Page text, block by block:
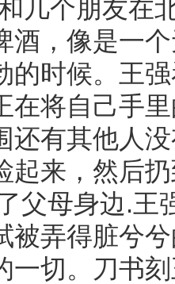
几个朋友在
酒，像是一
的时候。王
在将自己手
还有其他人
起来，然后
父母身边 .王
被弄得脏兮
一切。刀书